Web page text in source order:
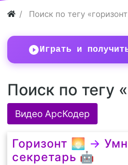
Поиск по тегу
Играть и
Поиск по тегу
Видео АрсКодер
Горизонт 🌅 →
секретарь 🤖